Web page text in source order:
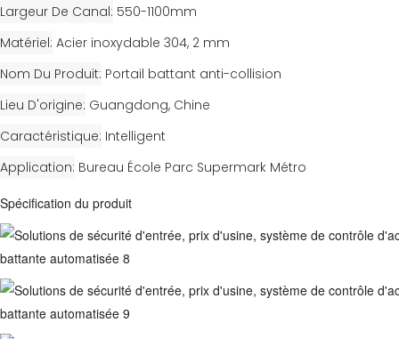
Largeur De Canal 550-1100mm
Matériel Acier inoxydable 304, 2 mm
Nom Du Produit Portail battant anti-collision
Lieu D'origine Guangdong, Chine
Caractéristique Intelligent
Application Bureau École Parc Supermark Métro
Spécification du produit